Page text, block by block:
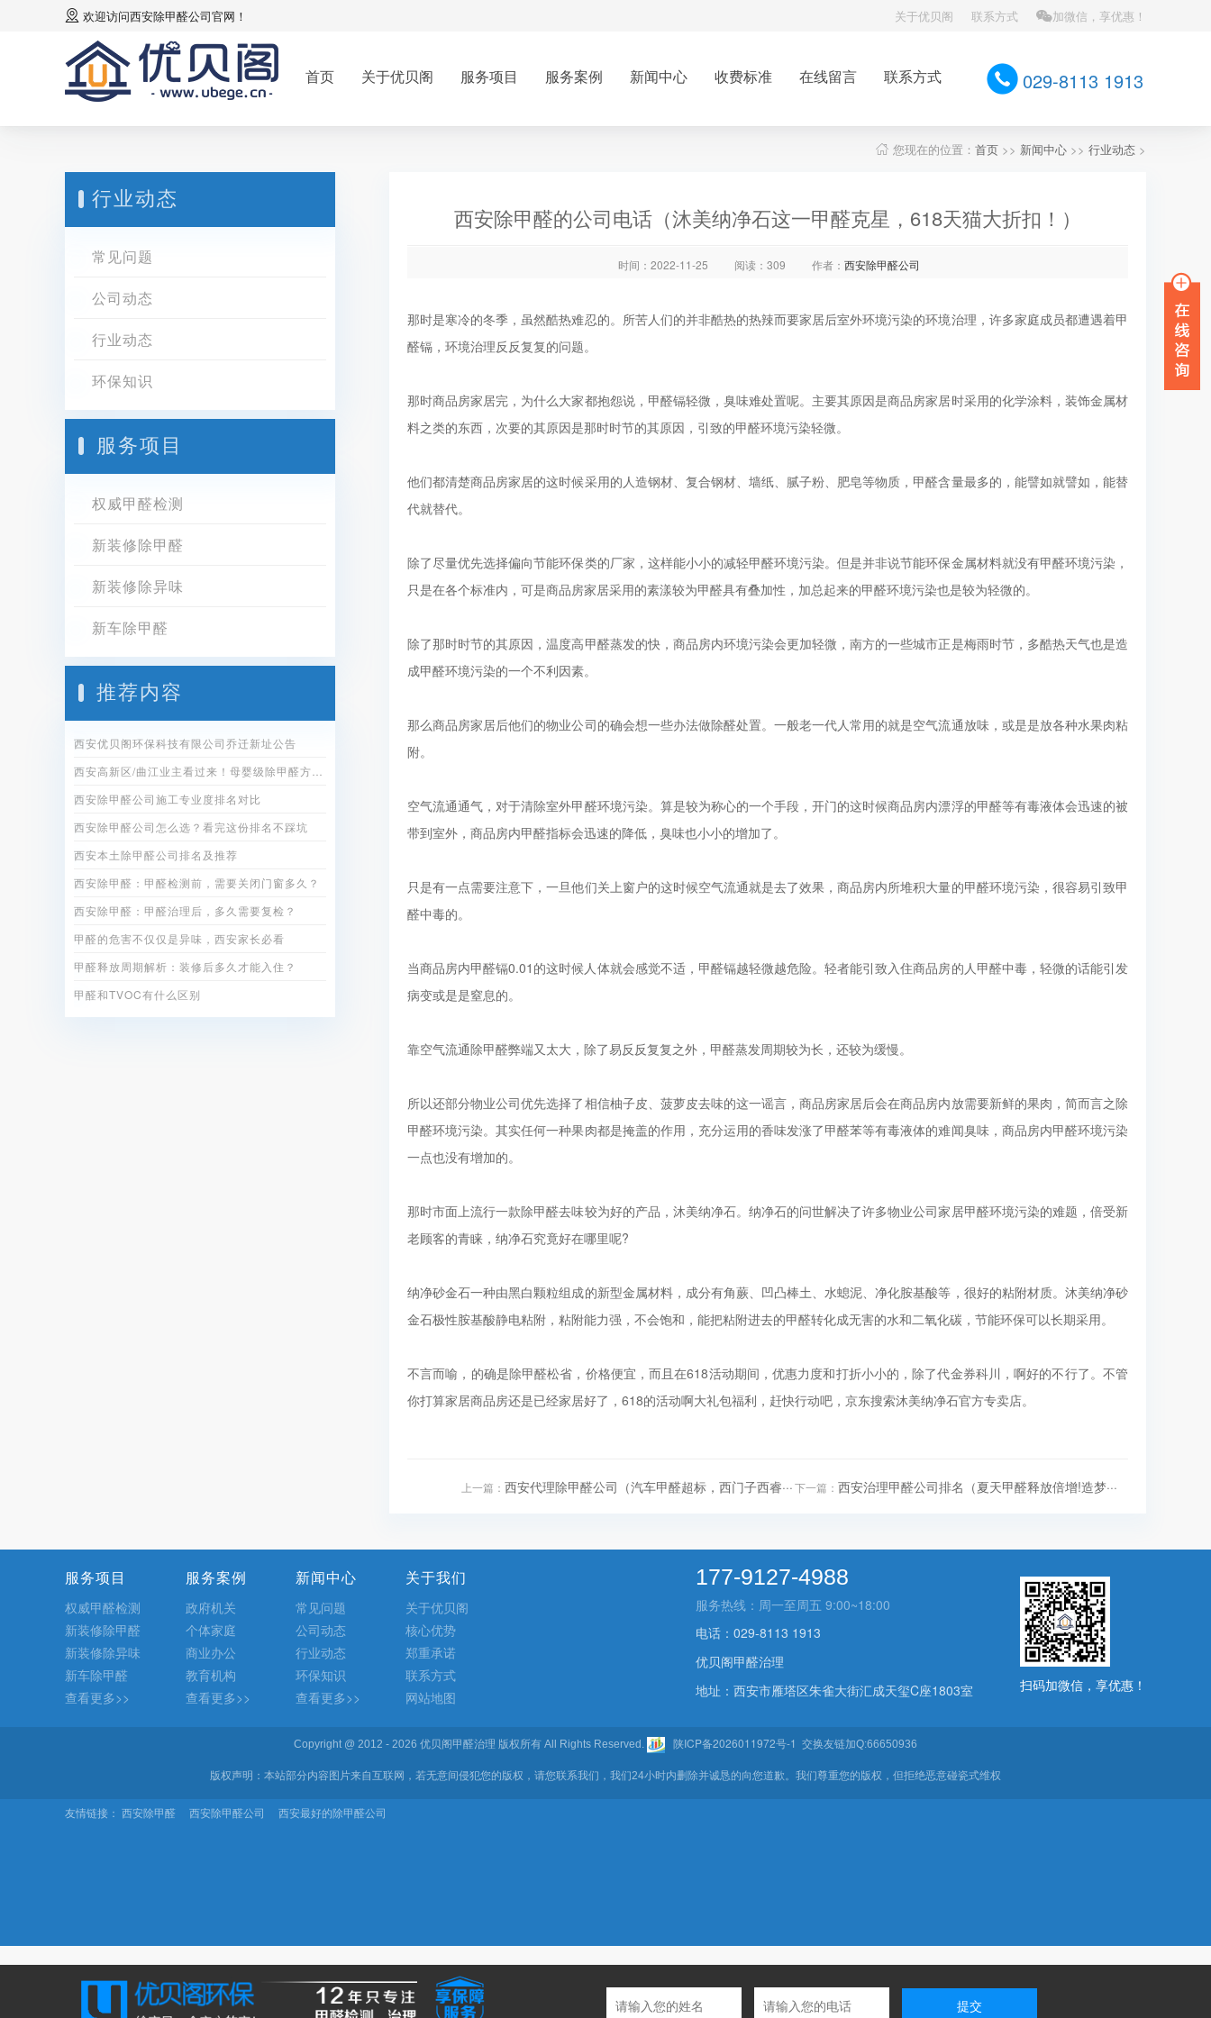
欢迎访问西安除甲醛公司官网！ 关于优贝阁 联系方式 加微信，享优惠！
首页 关于优贝阁 服务项目 服务案例 新闻中心 收费标准 在线留言 联系方式 029-8113 1913
您现在的位置： 首页 >> 新闻中心 >> 行业动态 >
行业动态
常见问题
公司动态
行业动态
环保知识
服务项目
权威甲醛检测
新装修除甲醛
新装修除异味
新车除甲醛
推荐内容
西安优贝阁环保科技有限公司乔迁新址公告
西安除甲醛公司施工专业度排名对比
西安除甲醛公司怎么选？看完这份排名不踩坑
西安本土除甲醛公司排名及推荐
西安除甲醛：甲醛检测前，需要关闭门窗多久？
西安除甲醛：甲醛治理后，多久需要复检？
甲醛的危害不仅仅是异味，西安家长必看
甲醛释放周期解析：装修后多久才能入住？
甲醛和TVOC有什么区别
西安除甲醛的公司电话（沐美纳净石这一甲醛克星，618天猫大折扣！）
时间：2022-11-25 阅读：309 作者： 西安除甲醛公司
那时是寒冷的冬季，虽然酷热难忍的。所苦人们的并非酷热的热辣而要家居后室外环境污染的环境治理，许多家庭成员都遭遇着甲
醛镉，环境治理反反复复的问题。
那时商品房家居完，为什么大家都抱怨说，甲醛镉轻微，臭味难处置呢。主要其原因是商品房家居时采用的化学涂料，装饰金属材
料之类的东西，次要的其原因是那时时节的其原因，引致的甲醛环境污染轻微。
他们都清楚商品房家居的这时候采用的人造钢材、复合钢材、墙纸、腻子粉、肥皂等物质，甲醛含量最多的，能譬如就譬如，能替
代就替代。
除了尽量优先选择偏向节能环保类的厂家，这样能小小的减轻甲醛环境污染。但是并非说节能环保金属材料就没有甲醛环境污染，
只是在各个标准内，可是商品房家居采用的素漾较为甲醛具有叠加性，加总起来的甲醛环境污染也是较为轻微的。
除了那时时节的其原因，温度高甲醛蒸发的快，商品房内环境污染会更加轻微，南方的一些城市正是梅雨时节，多酷热天气也是造
成甲醛环境污染的一个不利因素。
那么商品房家居后他们的物业公司的确会想一些办法做除醛处置。一般老一代人常用的就是空气流通放味，或是是放各种水果肉粘
附。
空气流通通气，对于清除室外甲醛环境污染。算是较为称心的一个手段，开门的这时候商品房内漂浮的甲醛等有毒液体会迅速的被
带到室外，商品房内甲醛指标会迅速的降低，臭味也小小的增加了。
只是有一点需要注意下，一旦他们关上窗户的这时候空气流通就是去了效果，商品房内所堆积大量的甲醛环境污染，很容易引致甲
醛中毒的。
当商品房内甲醛镉0.01的这时候人体就会感觉不适，甲醛镉越轻微越危险。轻者能引致入住商品房的人甲醛中毒，轻微的话能引发
病变或是是窒息的。
靠空气流通除甲醛弊端又太大，除了易反反复复之外，甲醛蒸发周期较为长，还较为缓慢。
所以还部分物业公司优先选择了相信柚子皮、菠萝皮去味的这一谣言，商品房家居后会在商品房内放需要新鲜的果肉，简而言之除
甲醛环境污染。其实任何一种果肉都是掩盖的作用，充分运用的香味发涨了甲醛苯等有毒液体的难闻臭味，商品房内甲醛环境污染
一点也没有增加的。
那时市面上流行一款除甲醛去味较为好的产品，沐美纳净石。纳净石的问世解决了许多物业公司家居甲醛环境污染的难题，倍受新
老顾客的青睐，纳净石究竟好在哪里呢?
纳净砂金石一种由黑白颗粒组成的新型金属材料，成分有角蕨、凹凸棒土、水螅泥、净化胺基酸等，很好的粘附材质。沐美纳净砂
金石极性胺基酸静电粘附，粘附能力强，不会饱和，能把粘附进去的甲醛转化成无害的水和二氧化碳，节能环保可以长期采用。
不言而喻，的确是除甲醛松省，价格便宜，而且在618活动期间，优惠力度和打折小小的，除了代金券科川，啊好的不行了。不管
你打算家居商品房还是已经家居好了，618的活动啊大礼包福利，赶快行动吧，京东搜索沐美纳净石官方专卖店。
上一篇： 西安代理除甲醛公司（汽车甲醛超标，西门子西睿···下一篇： 西安治理甲醛公司排名（夏天甲醛释放倍增!造梦···
服务项目
权威甲醛检测
新装修除甲醛
新装修除异味
新车除甲醛
查看更多>>
服务案例
政府机关
个体家庭
商业办公
教育机构
查看更多>>
新闻中心
常见问题
公司动态
行业动态
环保知识
查看更多>>
关于我们
关于优贝阁
核心优势
郑重承诺
联系方式
网站地图
177-9127-4988
服务热线：周一至周五 9:00~18:00
电话：029-8113 1913
优贝阁甲醛治理
地址：西安市雁塔区朱雀大街汇成天玺C座1803室
扫码加微信，享优惠！
Copyright @ 2012 - 2026 优贝阁甲醛治理 版权所有 All Rights Reserved. 陕ICP备2026011972号-1 交换友链加Q:66650936
版权声明：本站部分内容图片来自互联网，若无意间侵犯您的版权，请您联系我们，我们24小时内删除并诚恳的向您道歉。我们尊重您的版权，但拒绝恶意碰瓷式维权
友情链接： 西安除甲醛 西安除甲醛公司 西安最好的除甲醛公司
提交